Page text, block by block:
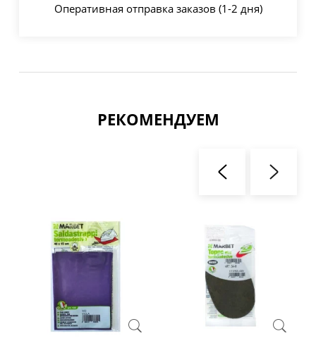
Оперативная отправка заказов (1-2 дня)
РЕКОМЕНДУЕМ